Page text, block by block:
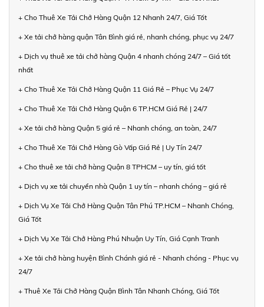
+ Cho Thuê Xe Tải Chở Hàng Quận 12 Nhanh 24/7, Giá Tốt
+ Xe tải chở hàng quận Tân Bình giá rẻ, nhanh chóng, phục vụ 24/7
+ Dịch vụ thuê xe tải chở hàng Quận 4 nhanh chóng 24/7 – Giá tốt
nhất
+ Cho Thuê Xe Tải Chở Hàng Quận 11 Giá Rẻ – Phục Vụ 24/7
+ Cho Thuê Xe Tải Chở Hàng Quận 6 TP.HCM Giá Rẻ | 24/7
+ Xe tải chở hàng Quận 5 giá rẻ – Nhanh chóng, an toàn, 24/7
+ Cho Thuê Xe Tải Chở Hàng Gò Vấp Giá Rẻ | Uy Tín 24/7
+ Cho thuê xe tải chở hàng Quận 8 TPHCM – uy tín, giá tốt
+ Dịch vụ xe tải chuyển nhà Quận 1 uy tín – nhanh chóng – giá rẻ
+ Dịch Vụ Xe Tải Chở Hàng Quận Tân Phú TP.HCM – Nhanh Chóng,
Giá Tốt
+ Dịch Vụ Xe Tải Chở Hàng Phú Nhuận Uy Tín, Giá Cạnh Tranh
+ Xe tải chở hàng huyện Bình Chánh giá rẻ - Nhanh chóng - Phục vụ
24/7
+ Thuê Xe Tải Chở Hàng Quận Bình Tân Nhanh Chóng, Giá Tốt